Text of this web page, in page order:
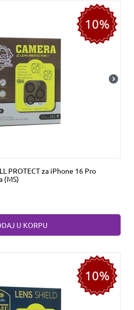
10%
PROTECT za iPhone 16 Pro
(MS)
U KORPU
10%